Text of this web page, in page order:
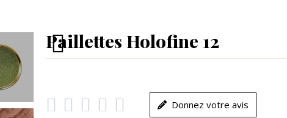
Paillettes Holofine 12
     Donnez votre avis